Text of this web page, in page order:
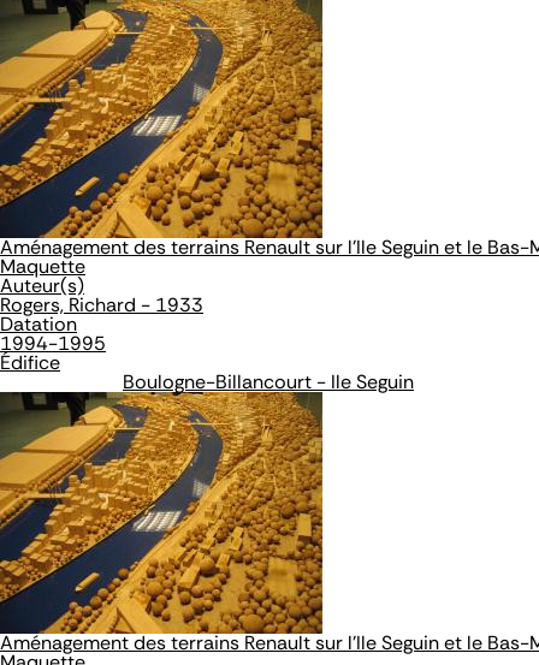
Aménagement des terrains Renault sur l'Ile Seguin et le Bas-
Maquette
Auteur(s)
Rogers, Richard - 1933
Datation
1994-1995
Édifice
Boulogne-Billancourt - Ile Seguin
Aménagement des terrains Renault sur l'Ile Seguin et le Bas-